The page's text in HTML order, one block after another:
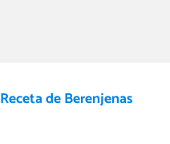
Receta de Berenjenas